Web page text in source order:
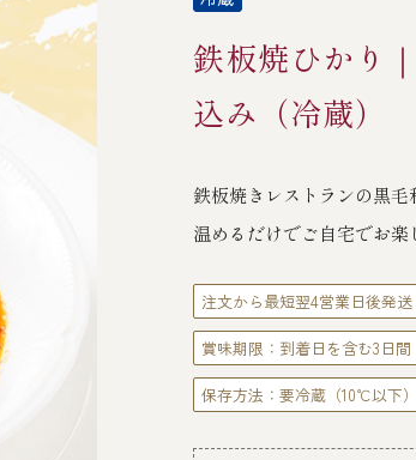
誕生日重 お食い初め重
）
生おせ
レス
中納言
ご利用ガイド
鉄板焼ひかり
込み（冷蔵）
鉄板焼きレストランの黒
温めるだけでご自宅でお楽
注文から最短翌4営業日後発送
賞味期限：到着日を含む3日間
保存方法：要冷蔵（10℃以下